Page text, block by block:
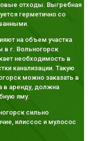
отходы. Выгребная
герметично со
на объем участка
г. Вольногорск
необходимость в
канализации. Такую
можно заказать в
в аренду, должна
яму.
сильно
илиссос и мулосос